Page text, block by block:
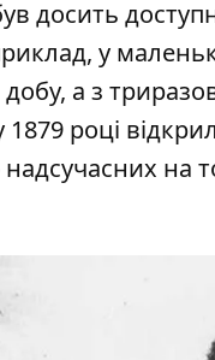
досить
у
добу, а з
році
надсучасних